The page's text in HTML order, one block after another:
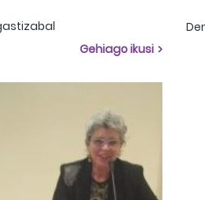
Besain ElorrioGehiago ikusi